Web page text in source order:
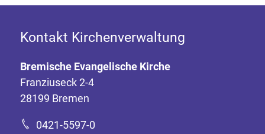
Kontakt Kirchenverwaltung
Bremische Evangelische Kirche
Franziuseck 2-4
28199 Bremen
0421-5597-0